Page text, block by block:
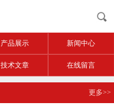
产品展示 新闻中心
技术文章 在线留言
更多>>